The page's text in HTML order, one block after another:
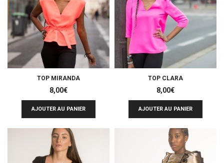
TOP MIRANDA
8,00€
AJOUTER AU PANIER
TOP CLARA
8,00€
AJOUTER AU PANIER